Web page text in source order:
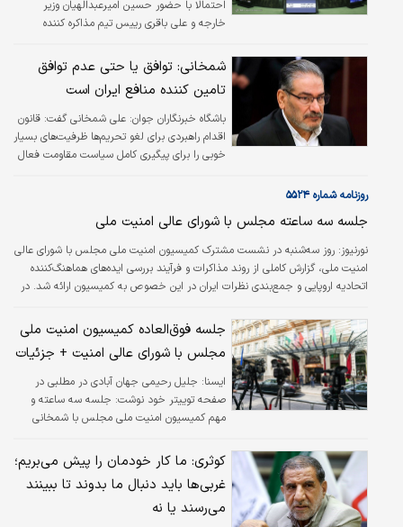
احتمالا با حضور حسین امیرعبدالهیان وزیر
خارجه و علی باقری رییس تیم مذاکره کننده
اخیر تشکیل می شود.
شمخانی: توافق یا حتی عدم توافق
تامین کننده منافع ایران است
باشگاه خبرنگاران جوان: علی شمخانی گفت: قانون
اقدام راهبردی برای لغو تحریم‌ها ظرفیت‌های بسیار
خوبی را برای پیگیری کامل سیاست مقاومت فعال
روزنامه شماره ۵۵۲۴
جلسه سه ساعته مجلس با شورای عالی امنیت ملی
نورنيوز: روز ‌سه‌شنبه در نشست مشترک کمیسیون امنیت ملی مجلس با شورای عالی
امنیت ملی، گزارش کاملی از روند مذاکرات و فرآیند بررسی ایده‌های هماهنگ‌کننده
اتحادیه اروپایی و جمع‌بندی نظرات ایران در این خصوص به کمیسیون ارائه شد. در
رئیس سازمان انرژی اتمی و معاون سیاسی وزارت امور خارجه برگزار شد، به سوالات
نمایندگان حاضر در جلسه در خصوص ابعاد مختلف متن پیشنهادی تهیه شده،
پاسخ داده شد.
جلسه فوق‌العاده کمیسیون امنیت ملی
مجلس با شورای عالی امنیت + جزئیات
ايسنا: جلیل رحیمی جهان آبادی در مطلبی در
صفحه توییتر خود نوشت: جلسه سه ساعته و
مهم ⁧‫کمیسیون امنیت ملی‬⁩ مجلس با ⁧‫شمخانی‬⁩
عبداللهیان‬⁩ ⁧‫وزیر خارجه‬⁩، دکتر باقری‬⁩ مذاکره کننده
ارشد و ⁧‫اسلامی‬⁩ رئیس ⁧‫سازمان انرژی اتمی‬⁩ برگزار
شد.
کوثری: ما کار خودمان را پیش می‌بریم؛
غربی‌ها باید دنبال ما بدوند تا ببینند
می‌رسند یا نه